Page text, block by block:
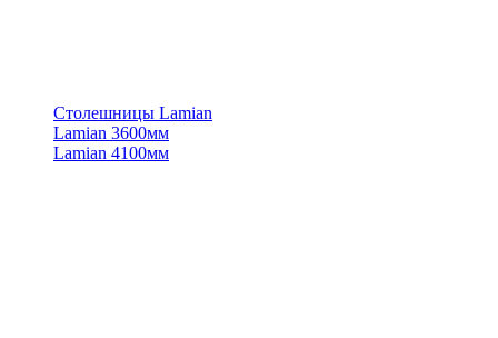
Столешницы Lamian
Lamian 3600мм
Lamian 4100мм